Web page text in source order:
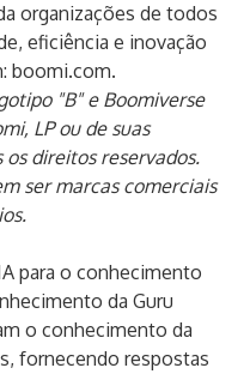
organizações de todos
eficiência e inovação
boomi.com.
"B" e Boomiverse
LP ou de suas
os direitos reservados.
ser marcas comerciais
para o conhecimento
da Guru
o conhecimento da
fornecendo respostas